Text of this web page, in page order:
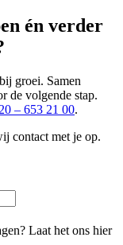
én verder
groei. Samen
de volgende stap.
– 653 21 00.
contact met je op.
Laat het ons hier